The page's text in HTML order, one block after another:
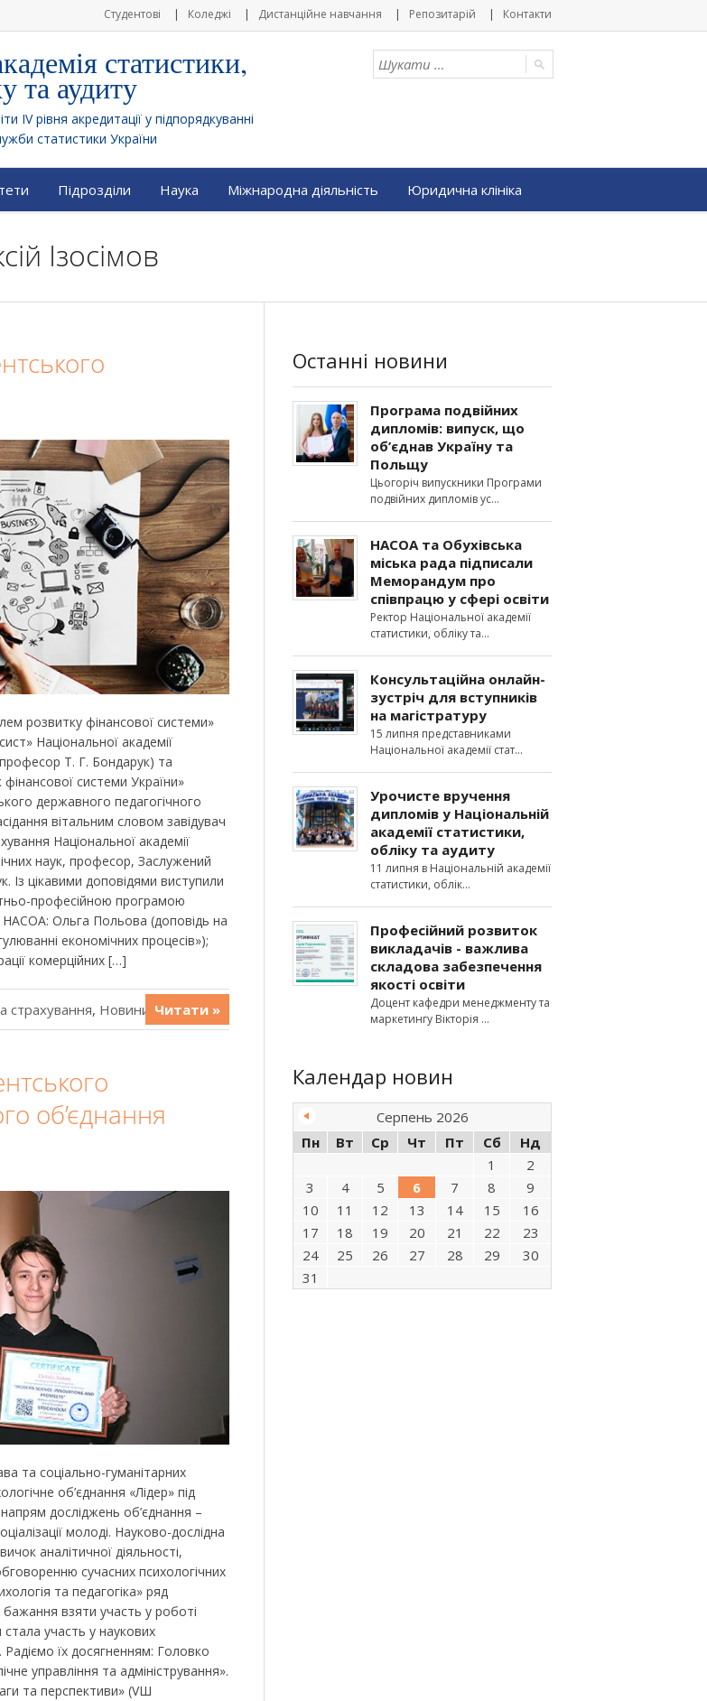
Студентові Коледжі Дистанційне навчання Репозитарій Контакти
статистики,
та аудиту
IV рівня акредитації у підпорядкуванні
статистики України
Підрозділи Наука Міжнародна діяльність Юридична клініка
Ізосімов
розвитку фінансової системи»
Національної академії
професор Т. Г. Бондарук) та
системи України»
державного педагогічного
вітальним словом завідувач
Національної академії
наук, професор, Заслужений
Із цікавими доповідями виступили
професійною програмою
НАСОА: Ольга Польова (доповідь на
економічних процесів»);
комерційних […]
страхування, Новини Читати »
об’єднання
та соціально-гуманітарних
об’єднання «Лідер» під
досліджень об’єднання –
молоді. Науково-дослідна
аналітичної діяльності,
сучасних психологічних
та педагогіка» ряд
бажання взяти участь у роботі
участь у наукових
Радіємо їх досягненням: Головко
управління та адміністрування».
та перспективи» (VШ
Останні новини
Програма подвійних
дипломів: випуск, що
об’єднав Україну та
Польщу
Цьогоріч випускники Програми
подвійних дипломів ус
НАСОА та Обухівська
міська рада підписали
Меморандум про
співпрацю у сфері освіти
Ректор Національної академії
статистики, обліку та
Консультаційна онлайн-
зустріч для вступників
на магістратуру
15 липня представниками
Національної академії стат
Урочисте вручення
дипломів у Національній
академії статистики,
обліку та аудиту
11 липня в Національній академії
статистики, облік
Професійний розвиток
викладачів - важлива
складова забезпечення
якості освіти
Доцент кафедри менеджменту та
маркетингу Вікторія
Календар новин
Серпень 2026
Пн
Вт Ср Чт Пт Сб
Нд
1
2
3
4 5 6 7 8
9
10
11 12 13 14 15
16
17
18 19 20 21 22
23
24
25 26 27 28 29
30
31